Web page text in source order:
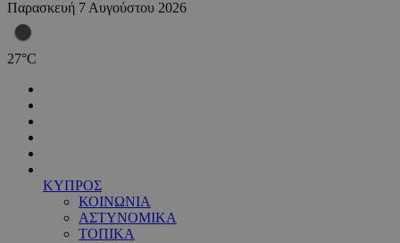
Παρασκευή 7 Αυγούστου 2026
27°C
ΚΥΠΡΟΣ
ΚΟΙΝΩΝΙΑ
ΑΣΤΥΝΟΜΙΚΑ
ΤΟΠΙΚΑ